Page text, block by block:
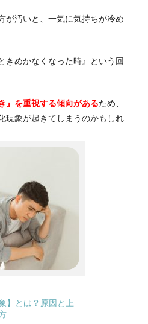
が汚いと、一気に気持ちが冷め
きめかなくなった時』という回
』を重視する傾向があるため、
現象が起きてしまうのかもしれ
】とは？原因と上